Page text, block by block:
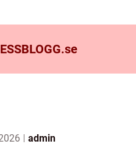
se
admin